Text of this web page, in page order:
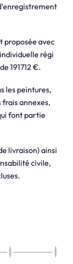
proposée avec
régi
191712 €.
les peintures,
frais annexes,
font partie
livraison) ainsi
civile,